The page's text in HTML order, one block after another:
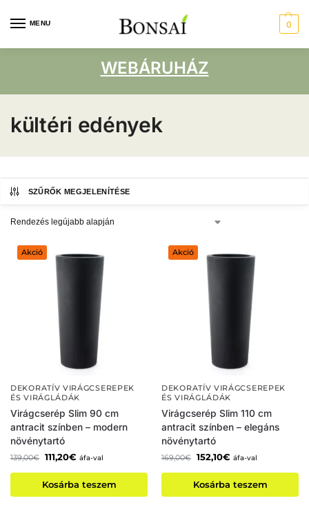
MENU 0
WEBÁRUHÁZ
kültéri edények
SZŰRŐK MEGJELENÍTÉSE
Akció
DEKORATÍV VIRÁGCSEREPEK
ÉS VIRÁGLÁDÁK
Virágcserép Slim 90 cm
antracit színben – modern
növénytartó
139,00€ 111,20€ áfa-val
Kosárba teszem
Akció
DEKORATÍV VIRÁGCSEREPEK
ÉS VIRÁGLÁDÁK
Virágcserép Slim 110 cm
antracit színben – elegáns
növénytartó
169,00€ 152,10€ áfa-val
Kosárba teszem